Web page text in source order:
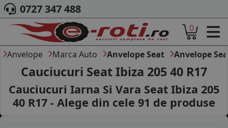
ACASA
DESPRE NOI
ANVELOPE
AUTO
CAMION
MOTO
0727 347 488
0
Anvelope Marca Auto Anvelope Seat Anvelope
Cauciucuri Seat Ibiza 205 40 R17
Cauciucuri Iarna Si Vara Seat Ibiza 205
40 R17 - Alege din cele 91 de produse
155/80R13
165/70R13
175/70R13
135/80R14